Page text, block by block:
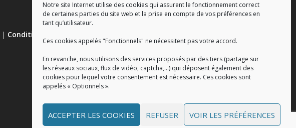
Notre site Internet utilise des cookies qui assurent le fonctionnement correct
de certaines parties du site web et la prise en compte de vos préférences en
tant qu’utilisateur.
Ces cookies appelés "Fonctionnels" ne nécessitent pas votre accord.
En revanche, nous utilisons des services proposés par des tiers (partage sur
les réseaux sociaux, flux de vidéo, captcha,...) qui déposent également des
cookies pour lequel votre consentement est nécessaire. Ces cookies sont
appelés « Optionnels ».
ACCEPTER LES COOKIES REFUSER VOIR LES PRÉFÉRENCES
| Conditions